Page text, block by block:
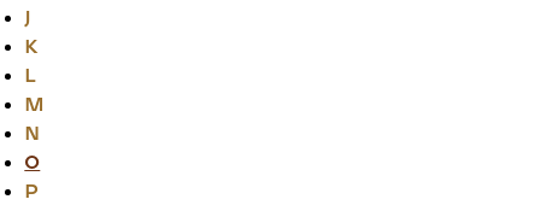
J
K
L
M
N
O
P